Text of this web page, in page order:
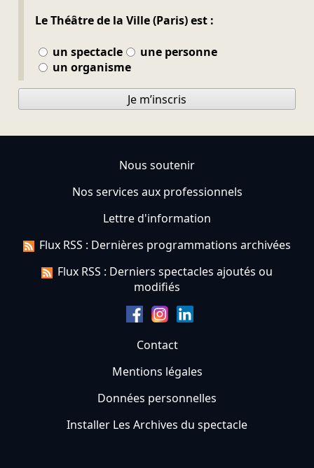
Le Théâtre de la Ville (Paris) est :
un spectacle
une personne
un organisme
Je m’inscris
Nous soutenir
Nos services aux professionnels
Lettre d'information
Flux RSS : Dernières programmations archivées
Flux RSS : Derniers spectacles ajoutés ou
modifiés
Contact
Mentions légales
Données personnelles
Installer Les Archives du spectacle